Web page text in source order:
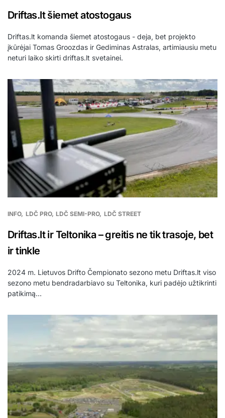
Driftas.lt šiemet atostogaus
Driftas.lt komanda šiemet atostogaus - deja, bet projekto
įkūrėjai Tomas Groozdas ir Gediminas Astralas, artimiausiu metu
neturi laiko skirti driftas.lt svetainei.
INFO LDČ PRO LDČ SEMI-PRO LDČ STREET
Driftas.lt ir Teltonika – greitis ne tik trasoje, bet
ir tinkle
2024 m. Lietuvos Drifto Čempionato sezono metu Driftas.lt viso
sezono metu bendradarbiavo su Teltonika, kuri padėjo užtikrinti
patikimą…